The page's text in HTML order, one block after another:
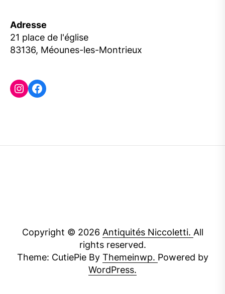
Adresse
21 place de l'église
83136, Méounes-les-Montrieux
Instagram
Facebook
Copyright © 2026 Antiquités Niccoletti. All
rights reserved.
Theme: CutiePie By Themeinwp. Powered by
WordPress.